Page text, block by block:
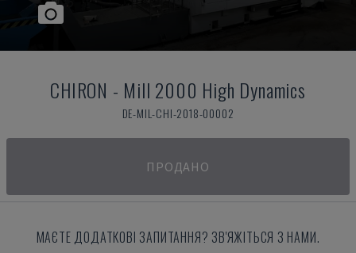
CHIRON - Mill 2000 High Dynamics
DE-MIL-CHI-2018-00002
ПРОДАНО
МАЄТЕ ДОДАТКОВІ ЗАПИТАННЯ? ЗВ'ЯЖІТЬСЯ З НАМИ.